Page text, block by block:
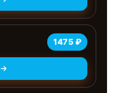
1475 ₽